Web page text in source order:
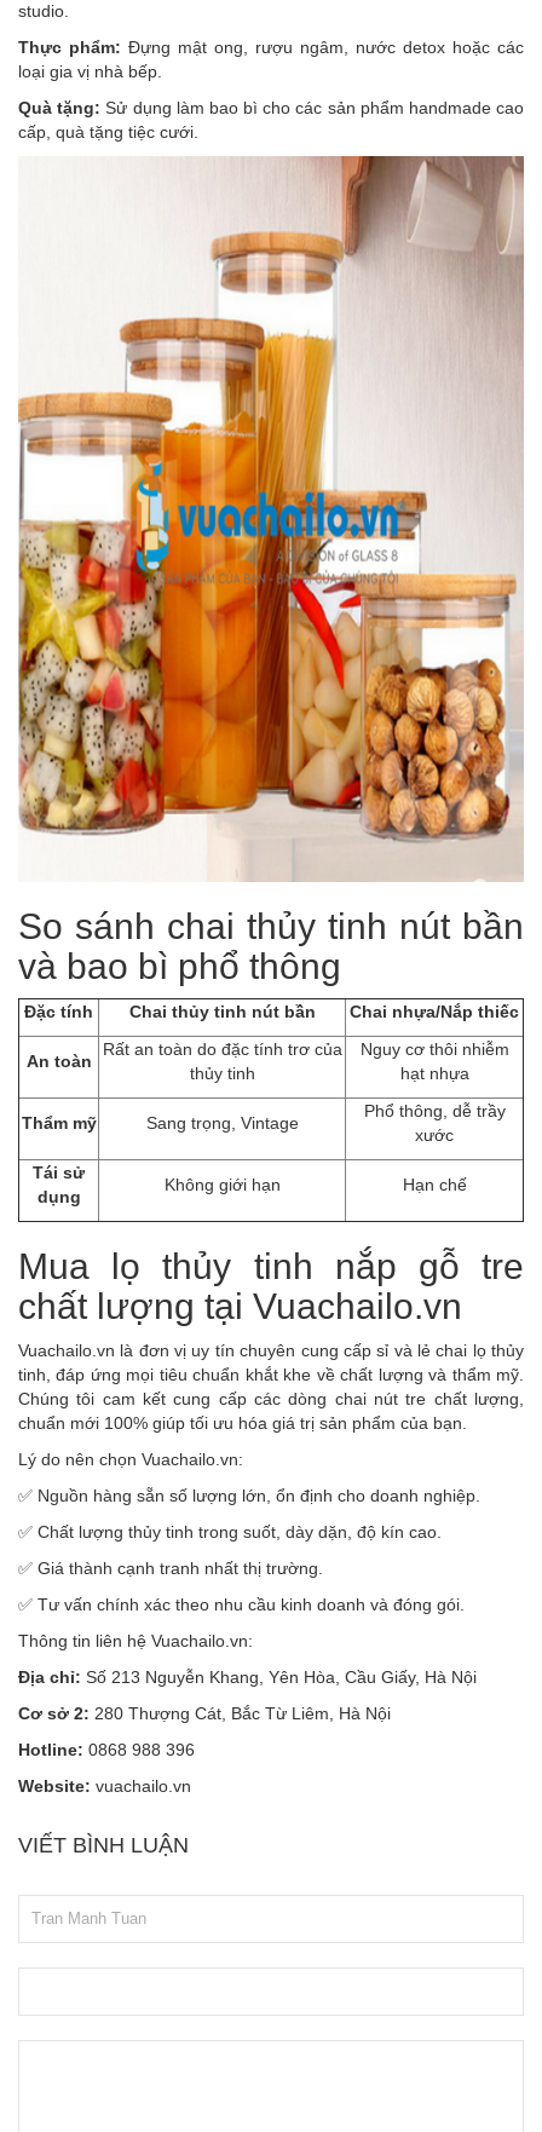
studio.
Thực phẩm: Đựng mật ong, rượu ngâm, nước detox hoặc các
loại gia vị nhà bếp.
Quà tặng: Sử dụng làm bao bì cho các sản phẩm handmade cao
cấp, quà tặng tiệc cưới.
So sánh chai thủy tinh nút bần
và bao bì phổ thông
Đặc tính Chai thủy tinh nút bần Chai nhựa/Nắp thiếc
An toàn
Rất an toàn do đặc tính trơ của
thủy tinh
Nguy cơ thôi nhiễm
hạt nhựa
Thẩm mỹ Sang trọng, Vintage
Phổ thông, dễ trầy
xước
Tái sử
dụng
Không giới hạn Hạn chế
Mua lọ thủy tinh nắp gỗ tre
chất lượng tại Vuachailo.vn
Vuachailo.vn là đơn vị uy tín chuyên cung cấp sỉ và lẻ chai lọ thủy
tinh, đáp ứng mọi tiêu chuẩn khắt khe về chất lượng và thẩm mỹ.
Chúng tôi cam kết cung cấp các dòng chai nút tre chất lượng,
chuẩn mới 100% giúp tối ưu hóa giá trị sản phẩm của bạn.
Lý do nên chọn Vuachailo.vn:
✅ Nguồn hàng sẵn số lượng lớn, ổn định cho doanh nghiệp.
✅ Chất lượng thủy tinh trong suốt, dày dặn, độ kín cao.
✅ Giá thành cạnh tranh nhất thị trường.
✅ Tư vấn chính xác theo nhu cầu kinh doanh và đóng gói.
Thông tin liên hệ Vuachailo.vn:
Địa chỉ: Số 213 Nguyễn Khang, Yên Hòa, Cầu Giấy, Hà Nội
Cơ sở 2: 280 Thượng Cát, Bắc Từ Liêm, Hà Nội
Hotline: 0868 988 396
Website: vuachailo.vn
VIẾT BÌNH LUẬN